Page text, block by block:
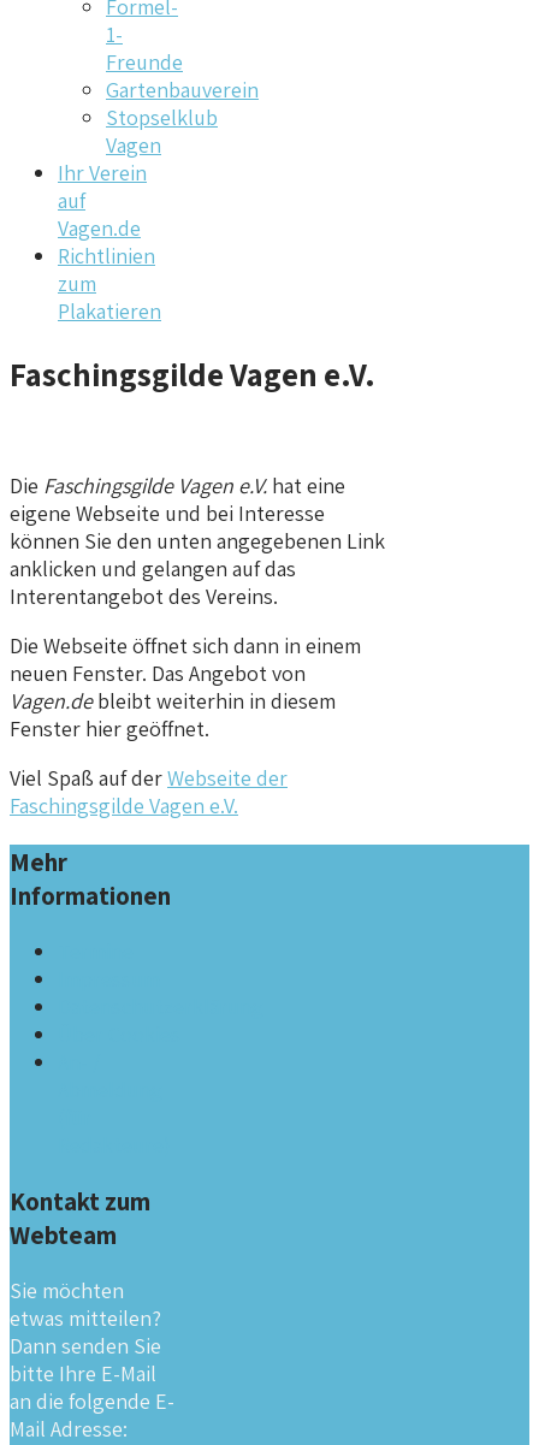
Formel-
1-
Freunde
Gartenbauverein
Stopselklub
Vagen
Ihr Verein
auf
Vagen.de
Richtlinien
zum
Plakatieren
Faschingsgilde Vagen e.V.
Die Faschingsgilde Vagen e.V. hat eine
eigene Webseite und bei Interesse
können Sie den unten angegebenen Link
anklicken und gelangen auf das
Interentangebot des Vereins.
Die Webseite öffnet sich dann in einem
neuen Fenster. Das Angebot von
Vagen.debleibt weiterhin in diesem
Fenster hier geöffnet.
Viel Spaß auf derWebseite der
Faschingsgilde Vagen e.V.
Mehr
Informationen
Kontakt zum
Webteam
Sie möchten
etwas mitteilen?
Dann senden Sie
bitte Ihre E-Mail
an die folgende E-
Mail Adresse: